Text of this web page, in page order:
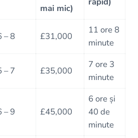
mai mic)
– 8 £31,000
11 ore 8
minute
– 7 £35,000
7 ore 3
minute
– 9 £45,000
6 ore și
40 de
minute